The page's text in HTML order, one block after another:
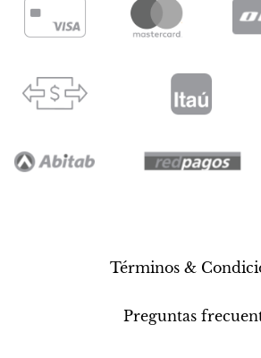
Términos &
Preguntas